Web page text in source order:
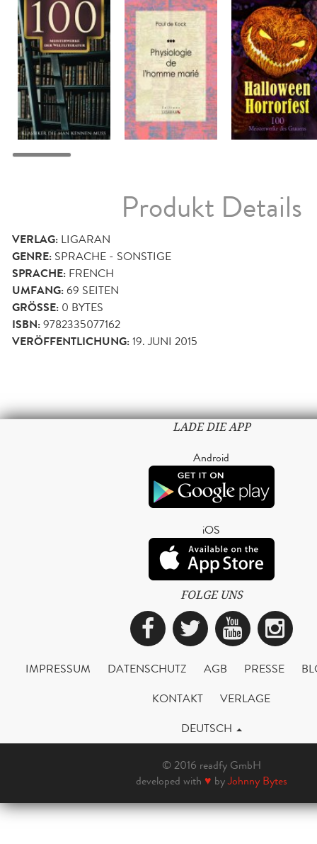
Produkt Details
VERLAG: LIGARAN
GENRE: SPRACHE - SONSTIGE
SPRACHE: FRENCH
UMFANG:69 SEITEN
GRÖSSE: 0 BYTES
ISBN:9782335077162
VERÖFFENTLICHUNG:19. JUNI 2015
LADE DIE APP
Android
iOS
FOLGE UNS
Facebook
Twitter
IMPRESSUM DATENSCHUTZ AGB PRESSE
KONTAKT
VERLAGE
DEUTSCH
© 2016 readfy GmbH
developed with ♥ byJohnny Bytes